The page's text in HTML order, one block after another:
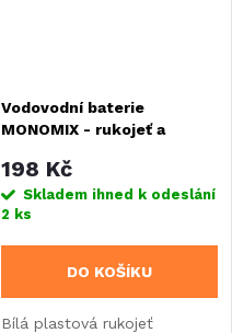
Vodovodní baterie
MONOMIX - rukojeť a
198 Kč
Skladem ihned k odeslání
2 ks
DO KOŠÍKU
Bílá plastová rukojeť